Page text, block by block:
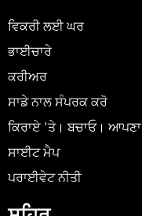
ਵਿਕਰੀ ਲਈ ਘਰ
ਭਾਈਚਾਰੇ
ਕਰੀਅਰ
ਸਾਡੇ ਨਾਲ ਸੰਪਰਕ ਕਰੋ
ਕਿਰਾਏ 'ਤੇ। ਬਚਾਓ। ਆਪਣਾ
ਸਾਈਟ ਮੈਪ
ਪਰਾਈਵੇਟ ਨੀਤੀ